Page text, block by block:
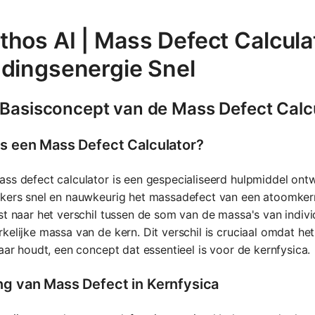
AI | Mass Defect
Snel
van de Mass Defect
een Mass Defect Calculator?
defect calculator is een gespecialiseerd hulpmiddel
snel en nauwkeurig het massadefect van een
naar het verschil tussen de som van de massa's van
massa van de kern. Dit verschil is cruciaal omdat
houdt, een concept dat essentieel is voor de kernfysica.
van Mass Defect in Kernfysica